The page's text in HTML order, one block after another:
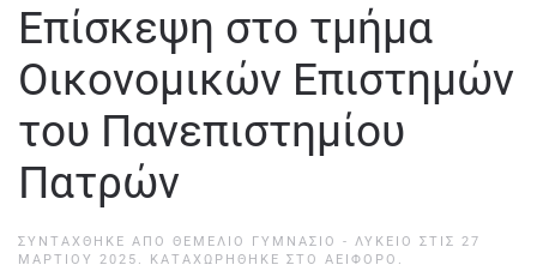
Επίσκεψη στο τμήμα
Οικονομικών Επιστημών
του Πανεπιστημίου
Πατρών
ΣΥΝΤΆΧΘΗΚΕ ΑΠΌ ΘΕΜΕΛΙΟ ΓΥΜΝΑΣΙΟ - ΛΥΚΕΙΟ ΣΤΙΣ 27
ΜΑΡΤΊΟΥ 2025 . ΚΑΤΑΧΩΡΉΘΗΚΕ ΣΤΟ ΑΕΙΦΌΡΟ .